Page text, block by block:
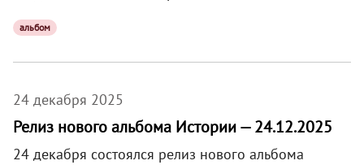
альбом
24 декабря 2025
Релиз нового альбома Истории — 24.12.2025
24 декабря состоялся релиз нового альбома